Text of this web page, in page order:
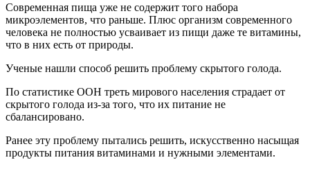
Современная пища уже не содержит того набора
микроэлементов, что раньше. Плюс организм современного
человека не полностью усваивает из пищи даже те витамины,
что в них есть от природы.
Ученые нашли способ решить проблему скрытого голода.
По статистике ООН треть мирового населения страдает от
скрытого голода из-за того, что их питание не
сбалансировано.
Ранее эту проблему пытались решить, искусственно насыщая
продукты питания витаминами и нужными элементами.